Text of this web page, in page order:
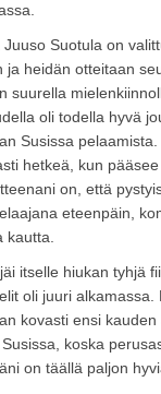
Suotula on
ja heidän otteitaan
suurella
oli todella hyvä
Susissa
hetkeä, kun
on, että
eteenpäin,
kautta.
itselle hiukan tyhjä
oli juuri alkamassa.
kovasti ensi kauden
koska
on täällä paljon